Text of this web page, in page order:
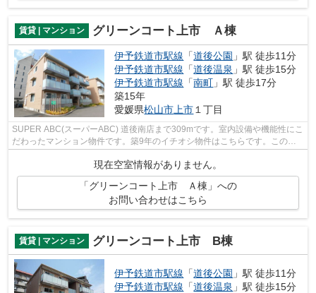
賃貸 | マンション グリーンコート上市 Ａ棟
伊予鉄道市駅線 「道後公園 」駅 徒歩11分
伊予鉄道市駅線 「道後温泉 」駅 徒歩15分
伊予鉄道市駅線 「南町 」駅 徒歩17分
築15年
愛媛県松山市上市１丁目
SUPER ABC(スーパーABC) 道後南店まで309mです。室内設備や機能性にこ
だわったマンション物件です。築9年のイチオシ物件はこちらです。この物
件は、駅まで徒歩11分に立地しています。...
現在空室情報がありません。
「グリーンコート上市 Ａ棟」への
お問い合わせはこちら
賃貸 | マンション グリーンコート上市 B棟
伊予鉄道市駅線 「道後公園 」駅 徒歩11分
伊予鉄道市駅線 「道後温泉 」駅 徒歩15分